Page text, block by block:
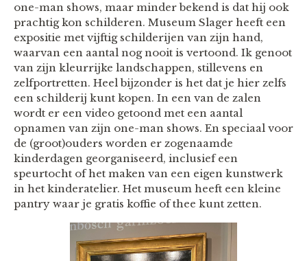
one-man shows, maar minder bekend is dat hij ook
prachtig kon schilderen. Museum Slager heeft een
expositie met vijftig schilderijen van zijn hand,
waarvan een aantal nog nooit is vertoond. Ik genoot
van zijn kleurrijke landschappen, stillevens en
zelfportretten. Heel bijzonder is het dat je hier zelfs
een schilderij kunt kopen. In een van de zalen
wordt er een video getoond met een aantal
opnamen van zijn one-man shows. En speciaal voor
de (groot)ouders worden er zogenaamde
kinderdagen georganiseerd, inclusief een
speurtocht of het maken van een eigen kunstwerk
in het kinderatelier. Het museum heeft een kleine
pantry waar je gratis koffie of thee kunt zetten.